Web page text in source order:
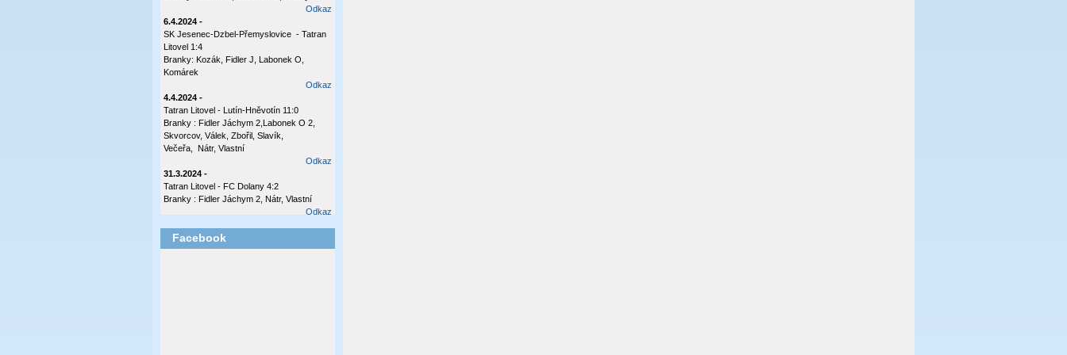
Odkaz
6.4.2024 -
SK Jesenec-Dzbel-Přemyslovice - Tatran
Litovel 1:4
Branky: Kozák, Fidler J, Labonek O,
Komárek
Odkaz
4.4.2024 -
Tatran Litovel - Lutín-Hněvotín 11:0
Branky : Fidler Jáchym 2,Labonek O 2,
Skvorcov, Válek, Zbořil, Slavík,
Večeřa, Nátr, Vlastní
Odkaz
31.3.2024 -
Tatran Litovel - FC Dolany 4:2
Branky : Fidler Jáchym 2, Nátr, Vlastní
Odkaz
Tatran Litovel - Plumlov 3:0
Branky: Labonek O 2 , Válek
Facebook